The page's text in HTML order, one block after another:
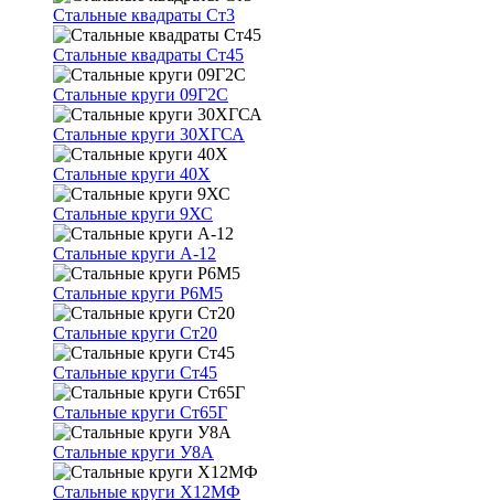
Стальные квадраты Ст3
Стальные квадраты Ст45
Стальные круги 09Г2С
Стальные круги 30ХГСА
Стальные круги 40Х
Стальные круги 9ХС
Стальные круги А-12
Стальные круги Р6М5
Стальные круги Ст20
Стальные круги Ст45
Стальные круги Ст65Г
Стальные круги У8А
Стальные круги Х12МФ